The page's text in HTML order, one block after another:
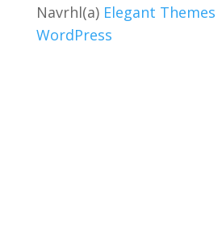
Navrhl(a) Elegant Themes
WordPress